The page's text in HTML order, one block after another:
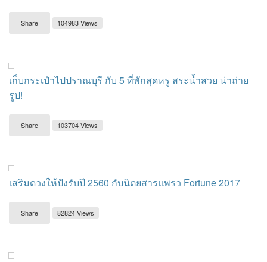
Share 104983 Views
เก็บกระเป๋าไปปราณบุรี กับ 5 ที่พักสุดหรู สระน้ำสวย น่าถ่าย
รูป!
Share 103704 Views
เสริมดวงให้ปังรับปี 2560 กับนิตยสารแพรว Fortune 2017
Share 82824 Views